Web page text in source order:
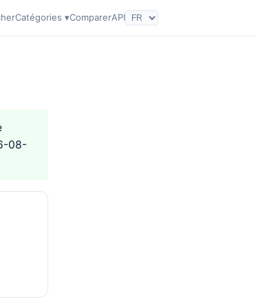
Catégories ▾ComparerAPI
08-